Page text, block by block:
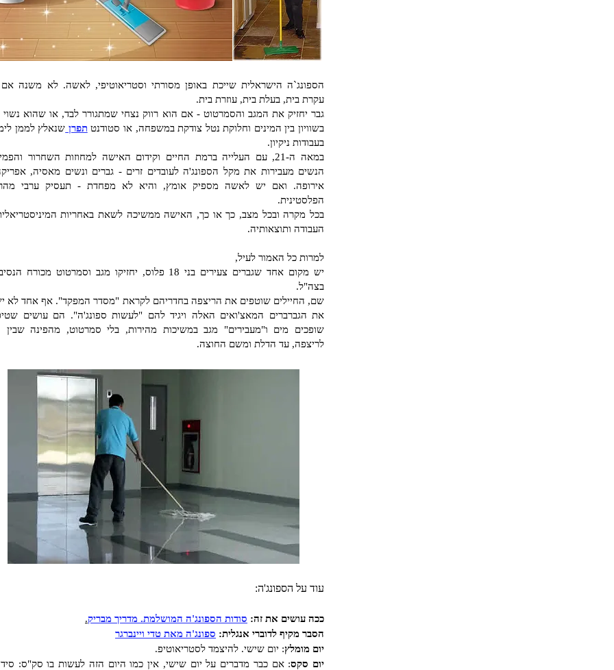
הספונג`ה הישראלית שייכת באופן מסורתי וסטריאוטיפי, לאשה. לא משנה
עקרת בית, בעלת בית, עוזרת בית.
גבר יחזיק את המגב והסמרטוט - אם הוא רווק נצחי שמתגורר לבד, או שהוא נשוי
בשוויון בין המינים וחלוקת נטל צודקת במשפחה, או סטודנט תפרן שנאלץ לממן
בעבודות ניקיון.
במאה ה-21, עם העלייה ברמת החיים וקידום האישה למחוזות השחרור
הנשים מעבירות את מקל הספונג'ה לעובדים זרים - גברים ונשים מאסיה,
אירופה. ואם יש לאשה מספיק אומץ, והיא לא מפחדת - תעסיק ערבי
הפלסטינית.
בכל מקרה ובכל מצב, כך או כך, האישה ממשיכה לשאת באחריות
העבודה ותוצאותיה.
למרות כל האמור לעיל,
יש מקום אחד שגברים צעירים בני 18 פלוס, יחזיקו מגב וסמרטוט מכורח
בצה"ל.
שם, החיילים שוטפים את הריצפה בחדריהם לקראת "מסדר המפקד". אף אחד לא
את הגברברים המאצ'ואים האלה ויגיד להם "לעשות ספונג'ה". הם עושים
שופכים מים ו"מעבירים" מגב במשיכות מהירות, בלי סמרטוט, מהפינה שבין
לריצפה, עד הדלת ומשם החוצה.
עוד על הספונג'ה:
ככה עושים את זה: סודות הספונג'ה המושלמת. מדריך מבריק.
הסבר מקיף לדוברי אנגלית: ספונג'ה מאת טדי ויינברגר
יום מומלץ: יום שישי. להיצמד לסטריאוטיפ.
יום סקס: אם כבר מדברים על יום שישי, אין כמו היום הזה לעשות בו סק"ס: